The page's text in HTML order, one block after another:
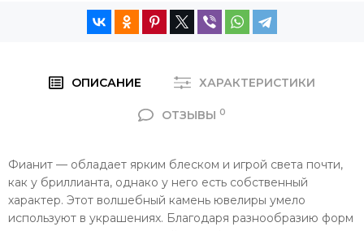
ОПИСАНИЕ ХАРАКТЕРИСТИКИ
ОТЗЫВЫ 0
Фианит — обладает ярким блеском и игрой света почти,
как у бриллианта, однако у него есть собственный
характер. Этот волшебный камень ювелиры умело
используют в украшениях. Благодаря разнообразию форм